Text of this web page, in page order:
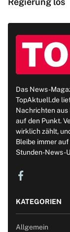
Das News-
TopAktuell.de
Nachrichten aus
auf den Punkt.
wirklich zählt,
Bleibe immer
Stunden-News-
KATEGORIEN
Allgemein